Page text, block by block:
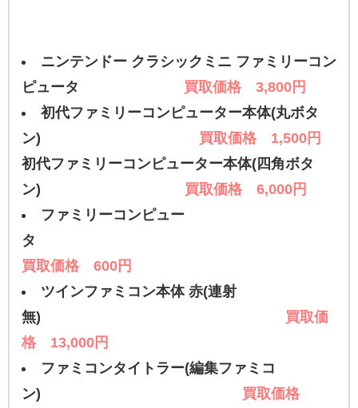
ニンテンドー クラシックミニ ファミリーコン
ピュータ
買取価格 3,800円
初代ファミリーコンピューター本体(丸ボタ
ン) 買取価格 1,500円
初代ファミリーコンピューター本体(四角ボタ
ン) 買取価格 6,000円
ファミリーコンピュー
タ
買取価格 600円
ツインファミコン本体 赤(連射
無) 買取価
格 13,000円
ファミコンタイトラー(編集ファミコ
ン) 買取価格